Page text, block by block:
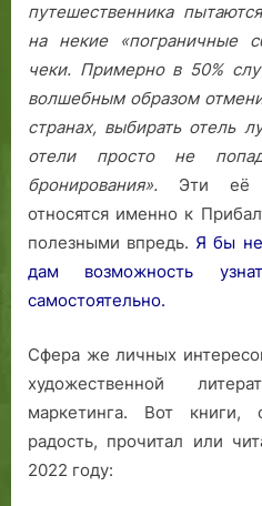
путешественника
на некие «пограничные
чеки. Примерно в 50%
волшебным образом
странах, выбирать отель
отели просто не
бронирования». Эти её
относятся именно к
полезными впредь. Я бы не
дам возможность
самостоятельно.
Сфера же личных
художественной
маркетинга. Вот
радость, прочитал или
2022 году: